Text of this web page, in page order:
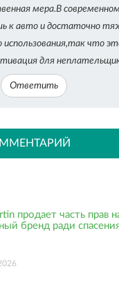
мера.В
к авто и достаточно
использования,так что
для
Ответить
продает часть прав
бренд ради